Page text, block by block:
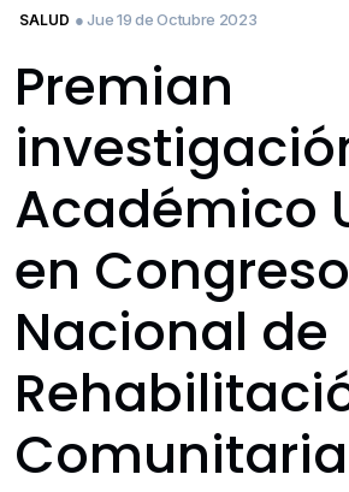
SALUD ● Jue 19 de Octubre 2023
Premian
Académico
en Congreso
Nacional de
Comunitaria